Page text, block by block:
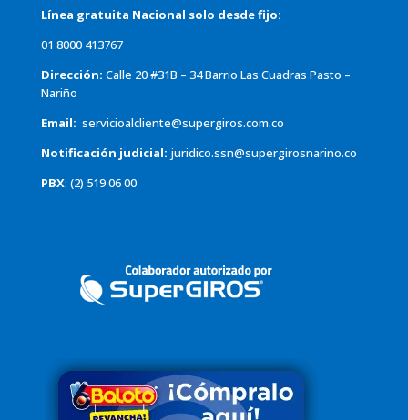
Línea gratuita Nacional solo desde fijo:
01 8000 413767
Dirección: Calle 20 #31B – 34 Barrio Las Cuadras Pasto –
Nariño
Email: servicioalcliente@supergiros.com.co
Notificación judicial: juridico.ssn@supergirosnarino.co
PBX: (2) 519 06 00